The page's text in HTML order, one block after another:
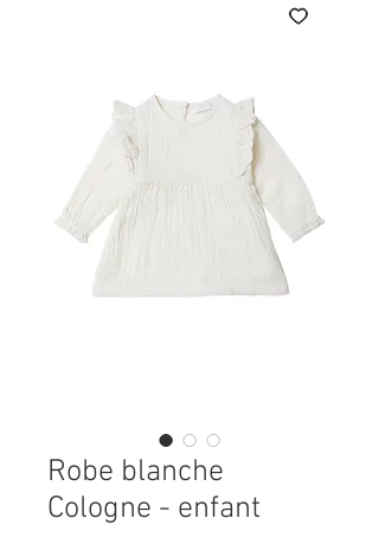
Robe blanche
Cologne - enfant